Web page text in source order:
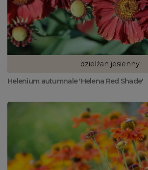
dzielżan jesienny
Helenium autumnale 'Helena Red Shade'